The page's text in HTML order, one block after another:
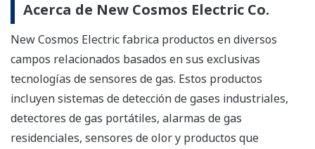
Acerca de New Cosmos Electric Co.
New Cosmos Electric fabrica productos en diversos
campos relacionados basados en sus exclusivas
tecnologías de sensores de gas. Estos productos
incluyen sistemas de detección de gases industriales,
detectores de gas portátiles, alarmas de gas
residenciales, sensores de olor y productos que